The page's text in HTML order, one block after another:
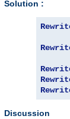
Solution :
Discussion